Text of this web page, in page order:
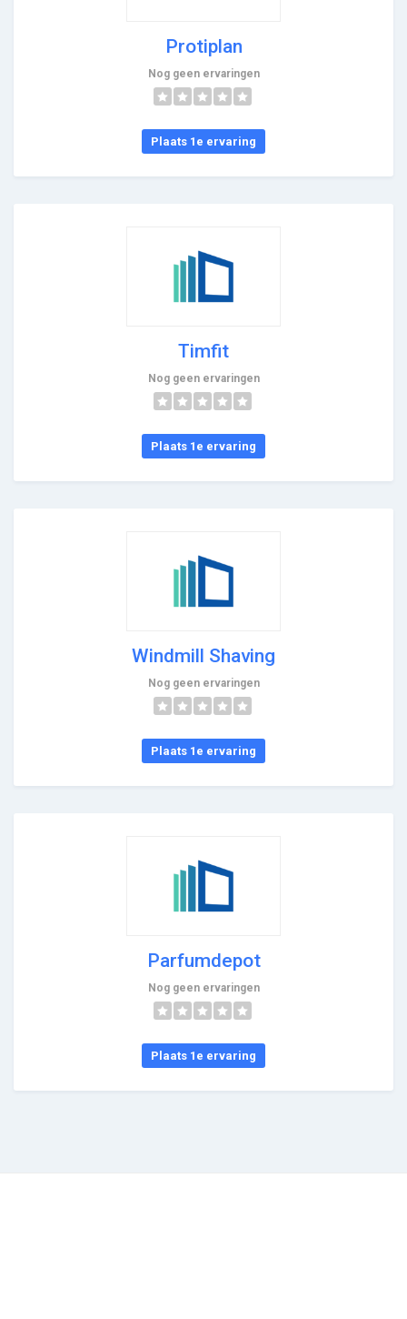
Protiplan
Nog geen ervaringen
Plaats 1e ervaring
Timfit
Nog geen ervaringen
Plaats 1e ervaring
Windmill Shaving
Nog geen ervaringen
Plaats 1e ervaring
Parfumdepot
Nog geen ervaringen
Plaats 1e ervaring